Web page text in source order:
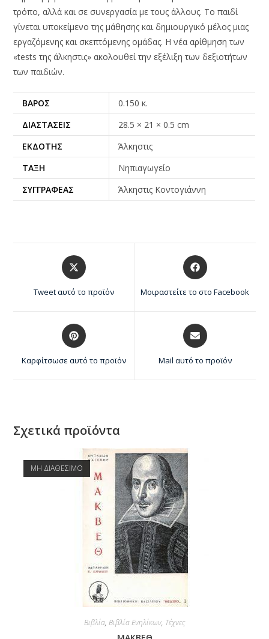
τρόπο, αλλά και σε συνεργασία με τους άλλους. Το παιδί
γίνεται υποκείμενο της μάθησης και δημιουργικό μέλος μιας
εργαζόμενης και σκεπτόμενης ομάδας. Η νέα αρίθμηση των
«tests της άλκηστις» ακολουθεί την εξέλιξη των δεξιοτήτων
των παιδιών.
ΒΆΡΟΣ
0.150 κ.
ΔΙΑΣΤΆΣΕΙΣ
28.5 × 21 × 0.5 cm
ΕΚΔΌΤΗΣ
Άλκηστις
ΤΆΞΗ
Νηπιαγωγείο
ΣΥΓΓΡΑΦΈΑΣ
Άλκηστις Κοντογιάννη
Tweet αυτό το προϊόν Μοιραστείτε το στο Facebook
Καρφίτσωσε αυτό το προϊόν Mail αυτό το προϊόν
Σχετικά προϊόντα
ΜΗ ΔΙΑΘΕΣΙΜΟ
Βιβλία, Βιβλία Ενηλίκων, Τέχνες